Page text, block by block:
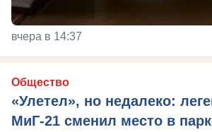
вчера в 14:37
Общество
«Улетел», но недалеко:
МиГ-21 сменил место в